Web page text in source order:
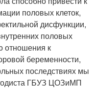
половых клеток,
дисфункции,
половых
отношения к
беременности,
последствиях мы
ГБУЗ ЦОЗиМП